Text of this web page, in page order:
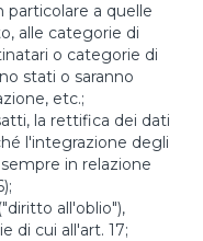
particolare a quelle
alle categorie di
o categorie di
stati o saranno
etc.;
la rettifica dei dati
l'integrazione degli
in relazione
all'oblio"),
di cui all'art. 17;